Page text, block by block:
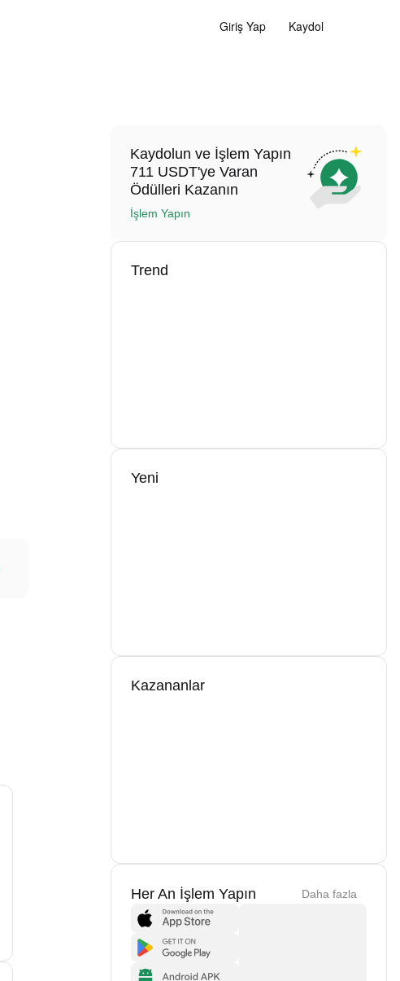
Giriş Yap Kaydol
Kaydolun ve İşlem Yapın
711 USDT'ye Varan
Ödülleri Kazanın
İşlem Yapın
Trend
Yeni
Kazananlar
Her An İşlem Yapın Daha fazla